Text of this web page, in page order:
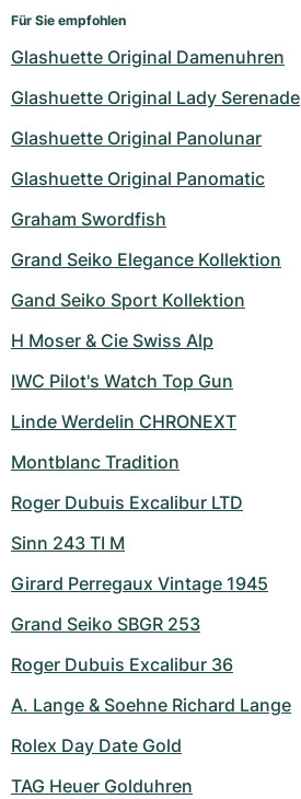
Für Sie empfohlen
Glashuette Original Damenuhren
Glashuette Original Lady Serenade
Glashuette Original Panolunar
Glashuette Original Panomatic
Graham Swordfish
Grand Seiko Elegance Kollektion
Gand Seiko Sport Kollektion
H Moser & Cie Swiss Alp
IWC Pilot's Watch Top Gun
Linde Werdelin CHRONEXT
Montblanc Tradition
Roger Dubuis Excalibur LTD
Sinn 243 TI M
Girard Perregaux Vintage 1945
Grand Seiko SBGR 253
Roger Dubuis Excalibur 36
A. Lange & Soehne Richard Lange
Rolex Day Date Gold
TAG Heuer Golduhren